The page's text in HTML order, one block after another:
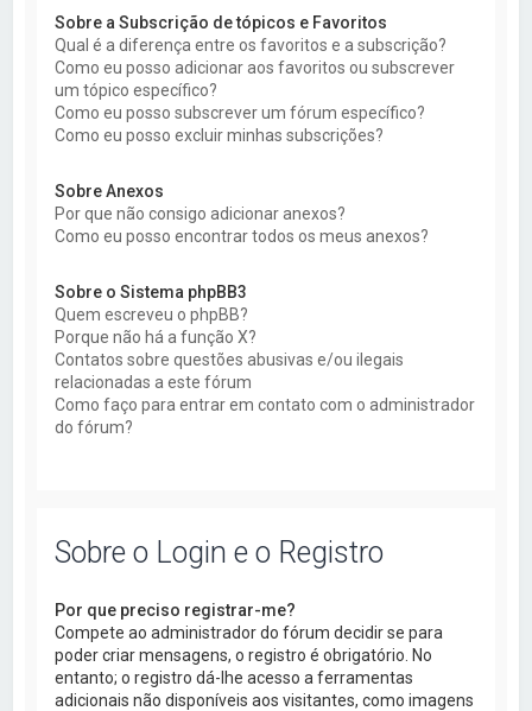
Sobre a Subscrição de tópicos e Favoritos
Qual é a diferença entre os favoritos e a subscrição?
Como eu posso adicionar aos favoritos ou subscrever
um tópico específico?
Como eu posso subscrever um fórum específico?
Como eu posso excluir minhas subscrições?
Sobre Anexos
Por que não consigo adicionar anexos?
Como eu posso encontrar todos os meus anexos?
Sobre o Sistema phpBB3
Quem escreveu o phpBB?
Porque não há a função X?
Contatos sobre questões abusivas e/ou ilegais
relacionadas a este fórum
Como faço para entrar em contato com o administrador
do fórum?
Sobre o Login e o Registro
Por que preciso registrar-me?
Compete ao administrador do fórum decidir se para
poder criar mensagens, o registro é obrigatório. No
entanto; o registro dá-lhe acesso a ferramentas
adicionais não disponíveis aos visitantes, como imagens